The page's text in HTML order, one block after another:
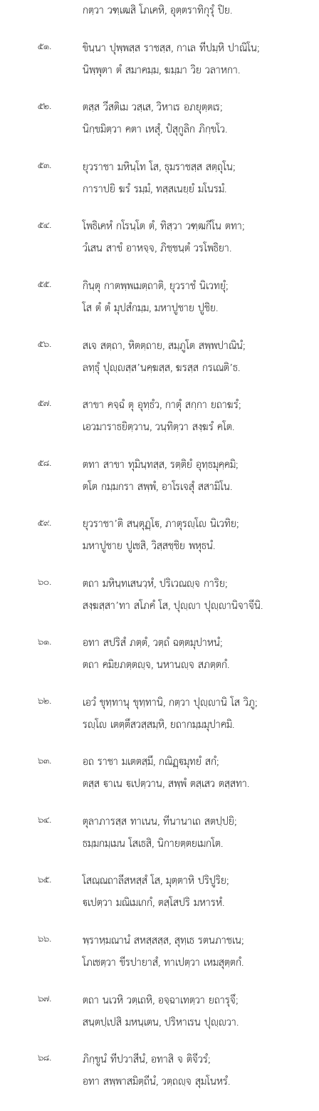
กตฺวา วฑฺเฒสิ โภเคหิ, อุตฺตราทิกุรุํ ปิย.
๕๑.
ขินฺนา ปุพฺพสฺส ราชสฺส, กาเล ทีปมฺหิ ปาณิโน;
นิพฺพุตา ตํ สมาคมฺม, ฆมฺมา วิย วลาหกา.
๕๒.
ตสฺส วีสติเม วสฺเส, วิหาเร อภยุตฺตเร;
นิกฺขมิตฺวา คตา เหสุํ, ปํสุกูลิก ภิกฺขโว.
๕๓.
ยุวราชา มหินฺโท โส, ธุมราชสฺส สตฺถุโน;
การาปยิ ฆรํ รมฺมํ, ทสฺสเนยฺยํ มโนรมํ.
๕๔. โพธิเคหํ กโรนฺโต ตํ, ทิสฺวา วฑฺฒกีโน ตทา;
วํเสน สาขํ อาหจฺจ, ภิชฺชนฺตํ วรโพธิยา.
๕๕.
กินฺตุ กาตพฺพเมตฺถาติ, ยุวราชํ นิเวทยุํ;
โส ตํ ตํ มุปสํกมฺม, มหาปูชาย ปูชิย.
๕๖.
สเจ สตฺถา, หิตตฺถาย, สมฺภูโต สพฺพปาณินํ;
ลทฺธุํ ปุฺสฺส’นคฺฆสฺส, ฆรสฺส กรเณติ’ธ.
๕๗.
สาขา คจฺฉํ ตุ อุทฺธํว, กาตุํ สกฺกา ยถาฆรํ;
เอวมาราธยิตฺวาน, วนฺทิตฺวา สงฺฆรํ คโต.
๕๘.
ตทา สาขา ทุมินฺทสฺส, รตฺติยํ อุทฺธมุคฺคมิ;
ตโต กมฺมกรา สพฺพํ, อาโรเจสุํ สสามิโน.
๕๙.
ยุวราชา’ติ สนฺตุฏฺโ, ภาตุรฺโ นิเวทิย;
มหาปูชาย ปูเชสิ, วิสฺสชฺชิย พหุธนํ.
๖๐.
ตถา มหินฺทเสนวฺหํ, ปริเวณฺจ การิย;
สงฺฆสฺสา’ทา สโภคํ โส, ปุฺา ปุฺานิจาจีนิ.
๖๑.
อทา สปริสํ ภตฺตํ, วตฺถํ ฉตฺตมุปาหนํ;
ตถา คมิยภตฺตฺจ, นหานฺจ สภตฺตกํ.
๖๒.
เอวํ ขุทฺทานุ ขุทฺทานิ, กตฺวา ปุฺานิ โส วิภู;
รฺโ เตตฺตึสวสฺสมฺหิ, ยถากมฺมมุปาคมิ.
๖๓.
อถ ราชา มเตตสฺมึ, กณิฏฺมุทยํ สกํ;
ตสฺส าเน เปตฺวาน, สพฺพํ ตสฺเสว ตสฺสทา.
๖๔.
ตุลาภารสฺส ทาเนน, ทีนานาเถ สตปฺปยิ;
ธมฺมกมฺเมน โสเธสิ, นิกายตฺตยเมกโต.
๖๕.
โสณฺณถาลีสหสฺสํ โส, มุตฺตาหิ ปริปูริย;
เปตฺวา มณิเมเกกํ, ตสฺโสปริ มหารหํ.
๖๖.
พฺราหฺมณานํ สหสฺสสฺส, สุทฺเธ รตนภาชเน;
โภเชตฺวา ขีรปายาสํ, ทาเปตฺวา เหมสุตฺตกํ.
๖๗.
ตถา นเวหิ วตฺเถหิ, อจฺฉาเทตฺวา ยถารุจึ;
สนฺตปฺเปสิ มหนฺเตน, ปริหาเรน ปุฺวา.
๖๘.
ภิกฺขูนํ ทีปวาสีนํ, อทาสิ จ ติจีวรํ;
อทา สพฺพาสมิตฺถีนํ, วตฺถฺจ สุมโนหรํ.